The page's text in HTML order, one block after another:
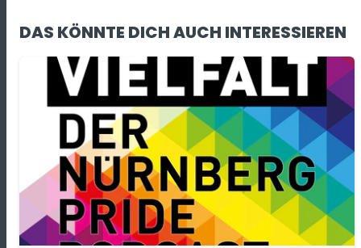
DAS KÖNNTE DICH AUCH INTERESSIEREN